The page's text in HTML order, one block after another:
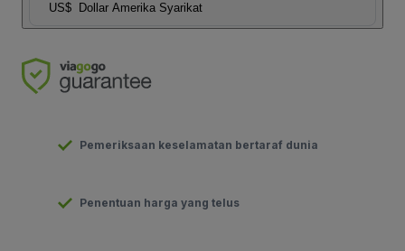
US$ Dollar Amerika Syarikat
Pemeriksaan keselamatan bertaraf dunia
Penentuan harga yang telus